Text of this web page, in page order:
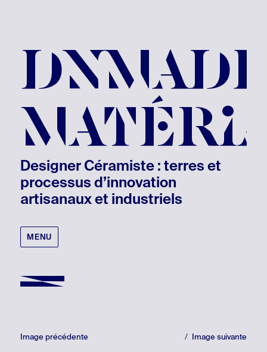
Designer Céramiste : terres et
processus d’innovation
artisanaux et industriels
MENU
Image précédente Image suivante